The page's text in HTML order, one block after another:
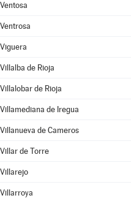
Ventosa
Ventrosa
Viguera
Villalba de Rioja
Villalobar de Rioja
Villamediana de Iregua
Villanueva de Cameros
Villar de Torre
Villarejo
Villarroya